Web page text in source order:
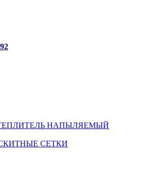
НАПЫЛЯЕМЫЙ
СЕТКИ